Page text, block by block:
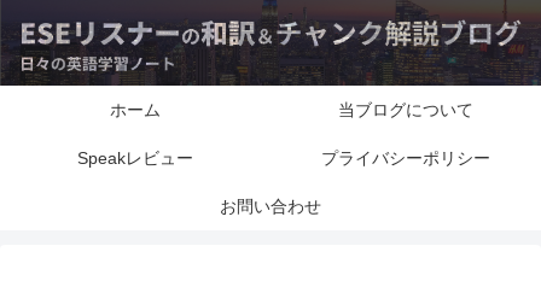
ホーム 当ブログについて
Speakレビュー プライバシーポリシー
お問い合わせ